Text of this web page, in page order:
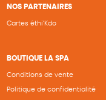
NOS PARTENAIRES
Cartes éthi’Kdo
BOUTIQUE LA SPA
Conditions de vente
Politique de confidentialité